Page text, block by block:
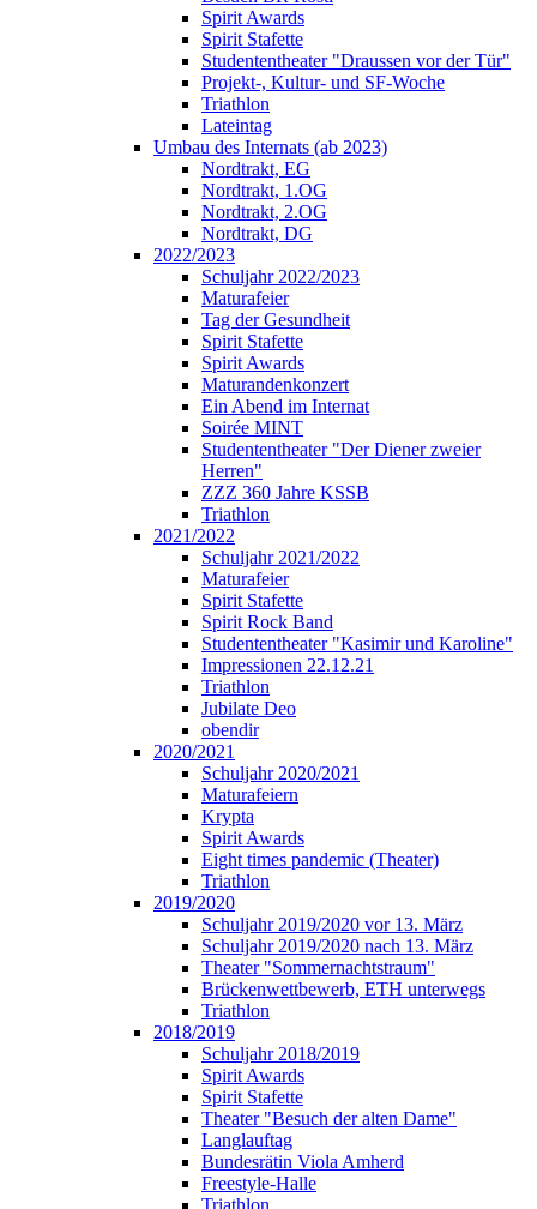
Spirit Awards
Spirit Stafette
Studententheater "Draussen vor der Tür"
Projekt-, Kultur- und SF-Woche
Triathlon
Lateintag
Umbau des Internats (ab 2023)
Nordtrakt, EG
Nordtrakt, 1.OG
Nordtrakt, 2.OG
Nordtrakt, DG
2022/2023
Schuljahr 2022/2023
Maturafeier
Tag der Gesundheit
Spirit Stafette
Spirit Awards
Maturandenkonzert
Ein Abend im Internat
Soirée MINT
Studententheater "Der Diener zweier
Herren"
ZZZ 360 Jahre KSSB
Triathlon
2021/2022
Schuljahr 2021/2022
Maturafeier
Spirit Stafette
Spirit Rock Band
Studententheater "Kasimir und Karoline"
Impressionen 22.12.21
Triathlon
Jubilate Deo
obendir
2020/2021
Schuljahr 2020/2021
Maturafeiern
Krypta
Spirit Awards
Eight times pandemic (Theater)
Triathlon
2019/2020
Schuljahr 2019/2020 vor 13. März
Schuljahr 2019/2020 nach 13. März
Theater "Sommernachtstraum"
Brückenwettbewerb, ETH unterwegs
Triathlon
2018/2019
Schuljahr 2018/2019
Spirit Awards
Spirit Stafette
Theater "Besuch der alten Dame"
Langlauftag
Bundesrätin Viola Amherd
Freestyle-Halle
Triathlon